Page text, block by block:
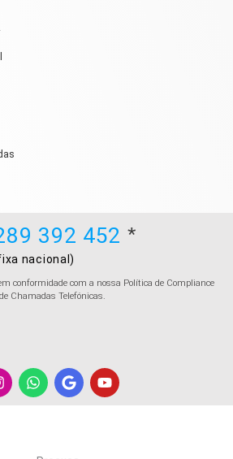
392 452 *
nacional)
conformidade com a nossa Política de Compliance
de Chamadas Telefónicas.
W
h
a
G
o
o
Y
o
u